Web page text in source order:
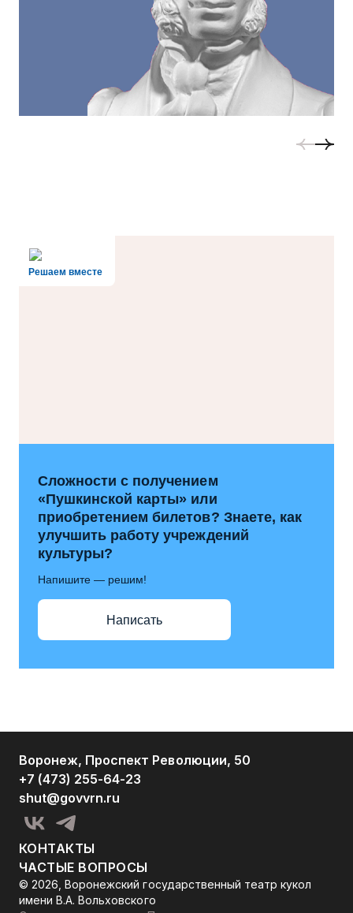
Решаем вместе
Сложности с получением
«Пушкинской карты» или
приобретением билетов? Знаете, как
улучшить работу учреждений
культуры?
Напишите — решим!
Написать
Воронеж, Проспект Революции, 50
+7 (473) 255-64-23
shut@govvrn.ru
КОНТАКТЫ
ЧАСТЫЕ ВОПРОСЫ
© 2026, Воронежский государственный театр кукол
имени В.А. Вольховского